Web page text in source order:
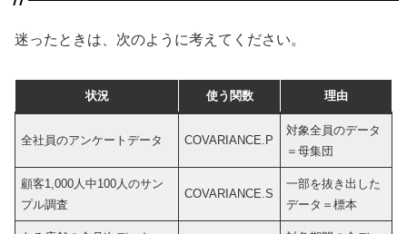
迷ったときは、次のように考えてください。
状況 使う関数 理由
全社員のアンケートデータ COVARIANCE.P
対象全員のデータ
＝母集団
顧客1,000人中100人のサン
プル調査
COVARIANCE.S
一部を抜き出した
データ＝標本